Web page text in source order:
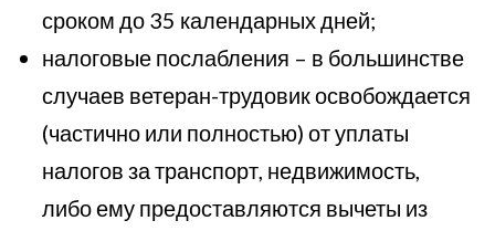
сроком до 35 календарных дней;
налоговые послабления – в большинстве
случаев ветеран-трудовик освобождается
(частично или полностью) от уплаты
налогов за транспорт, недвижимость,
либо ему предоставляются вычеты из